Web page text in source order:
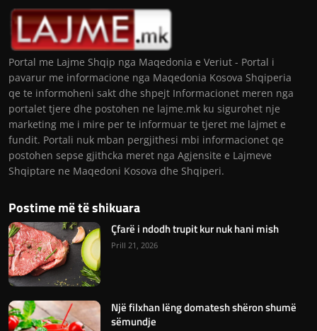
Portal me Lajme Shqip nga Maqedonia e Veriut - Portal i
pavarur me informacione nga Maqedonia Kosova Shqiperia
qe te informoheni sakt dhe shpejt Informacionet meren nga
portalet tjere dhe postohen ne lajme.mk ku sigurohet nje
marketing me i mire per te informuar te tjeret me lajmet e
fundit. Portali nuk mban pergjithesi mbi informacionet qe
postohen sepse gjithcka meret nga Agjensite e Lajmeve
Shqiptare ne Maqedoni Kosova dhe Shqiperi.
Postime më të shikuara
Çfarë i ndodh trupit kur nuk hani mish
Prill 21, 2026
Një filxhan lëng domatesh shëron shumë
sëmundje